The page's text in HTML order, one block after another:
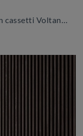
Scopri Comodini design e mobili con cassetti Voltan! Il modello Ottanta Comò 3 cassetti realizzato in laccato opaco è la scelta ideale.